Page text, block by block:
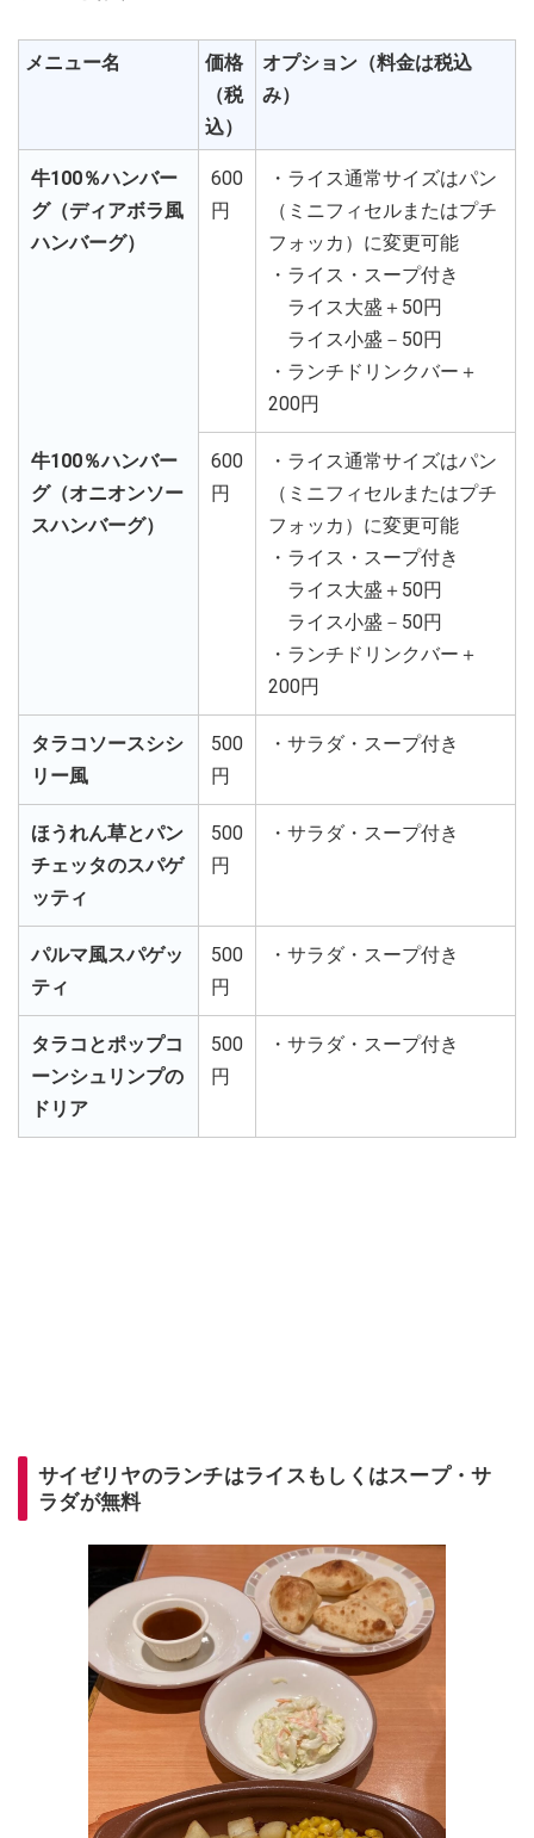
メニュー名
価格
（税
込）
オプション（料金は税込
み）
牛100％ハンバー
グ（ディアボラ風
ハンバーグ）
600
円
・ライス通常サイズはパン
（ミニフィセルまたはプチ
フォッカ）に変更可能
・ライス・スープ付き
ライス大盛＋50円
ライス小盛－50円
・ランチドリンクバー＋
200円
牛100％ハンバー
グ（オニオンソー
スハンバーグ）
600
円
・ライス通常サイズはパン
（ミニフィセルまたはプチ
フォッカ）に変更可能
・ライス・スープ付き
ライス大盛＋50円
ライス小盛－50円
・ランチドリンクバー＋
200円
タラコソースシシ
リー風
500
円
・サラダ・スープ付き
ほうれん草とパン
チェッタのスパゲ
ッティ
500
円
・サラダ・スープ付き
パルマ風スパゲッ
ティ
500
円
・サラダ・スープ付き
タラコとポップコ
ーンシュリンプの
ドリア
500
円
・サラダ・スープ付き
サイゼリヤのランチはライスもしくはスープ・サ
ラダが無料